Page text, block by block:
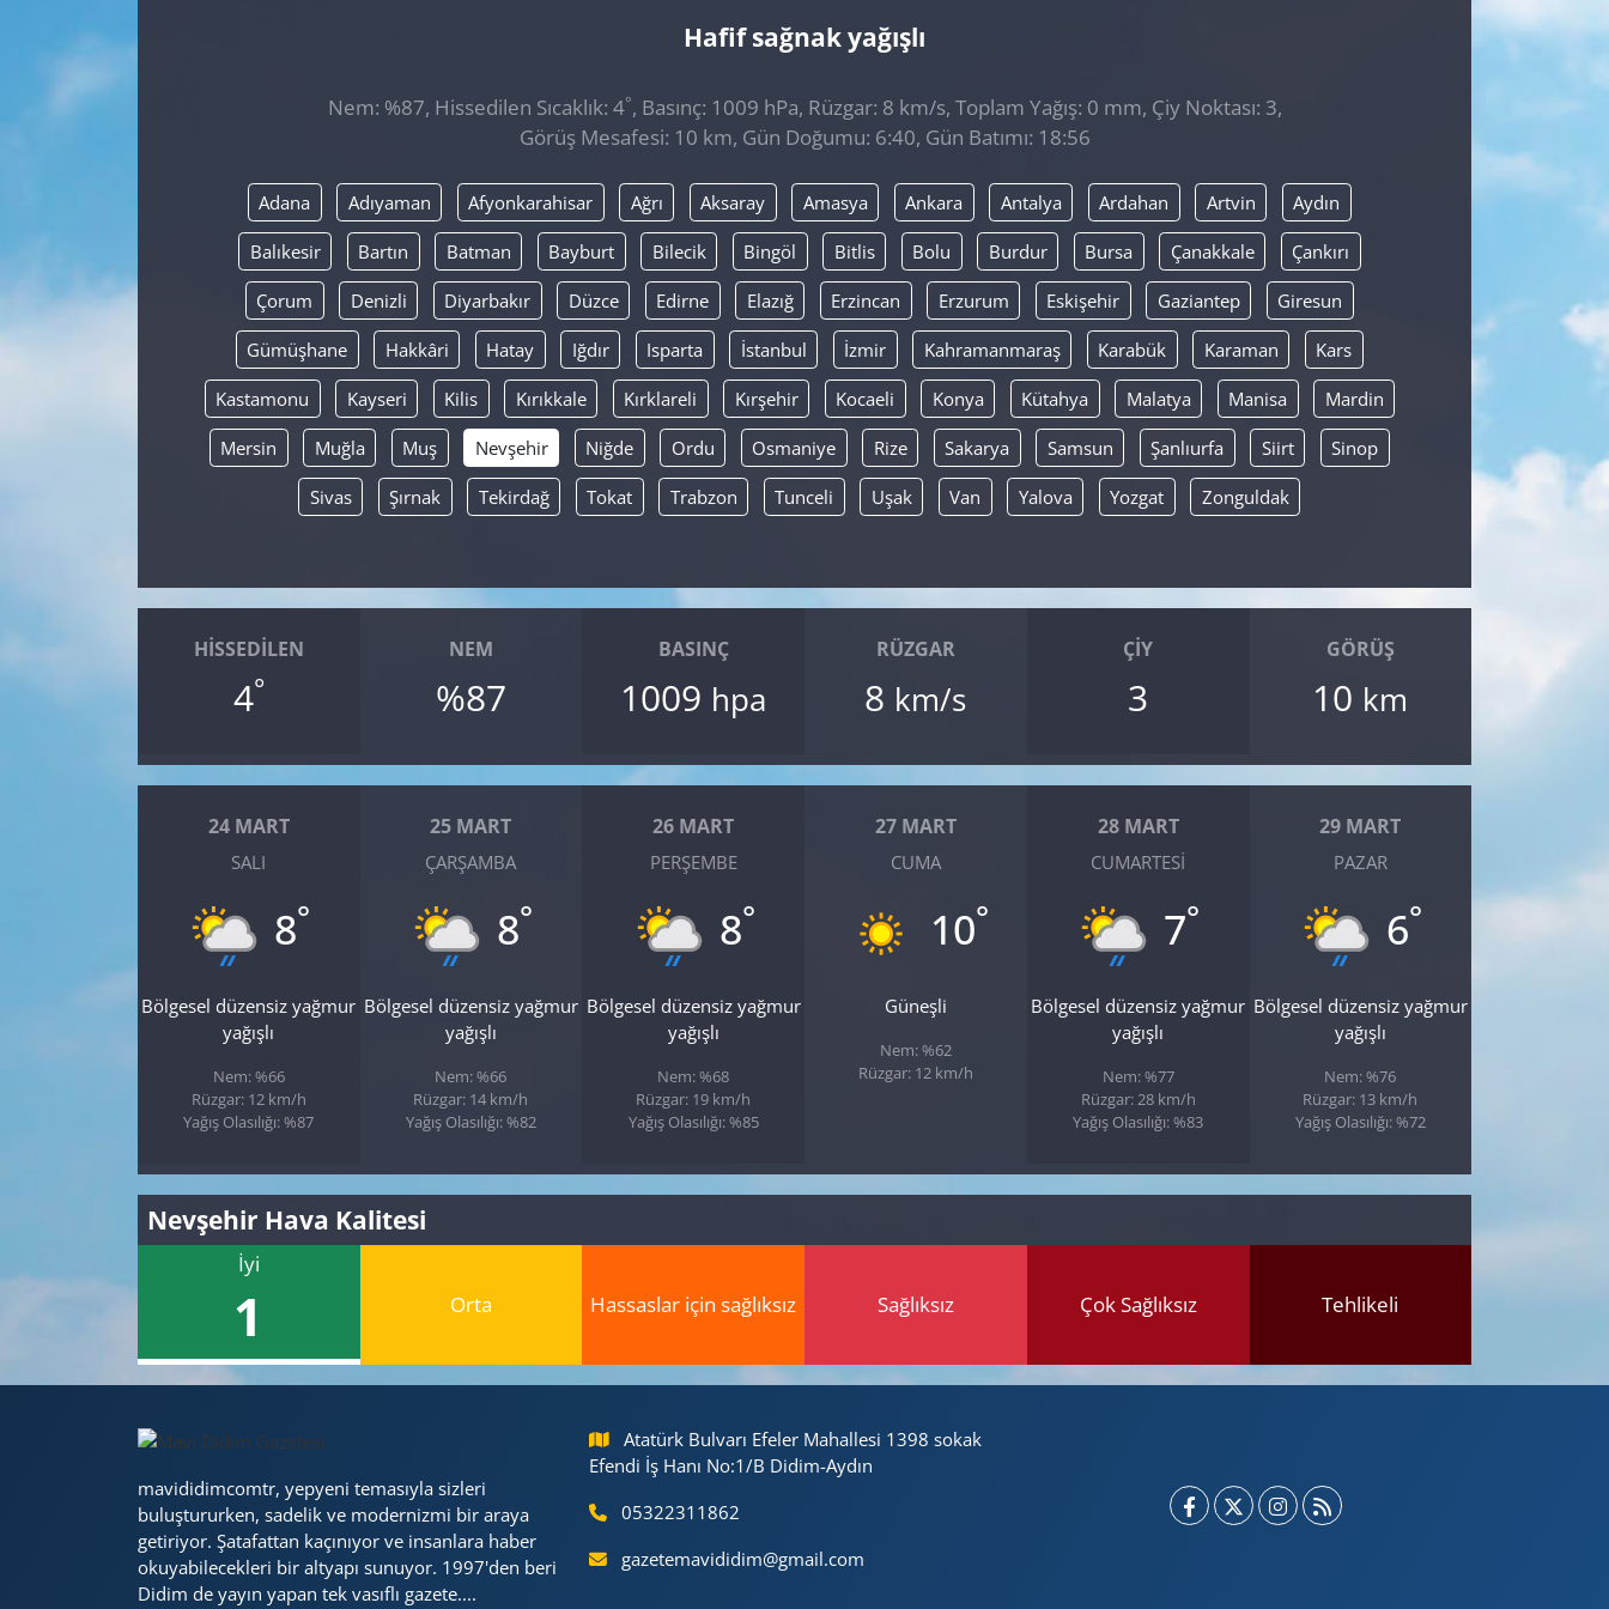
Hafif sağnak yağışlı
Nem: %87, Hissedilen Sıcaklık: 4°, Basınç: 1009 hPa, Rüzgar: 8 km/s, Toplam Yağış: 0 mm, Çiy Noktası: 3,
Görüş Mesafesi: 10 km, Gün Doğumu: 6:40, Gün Batımı: 18:56
Adana Adıyaman Afyonkarahisar Ağrı Aksaray Amasya Ankara Antalya Ardahan Artvin Aydın
Balıkesir Bartın Batman Bayburt Bilecik Bingöl Bitlis Bolu Burdur Bursa Çanakkale Çankırı
Çorum Denizli Diyarbakır Düzce Edirne Elazığ Erzincan Erzurum Eskişehir Gaziantep Giresun
Gümüşhane Hakkâri Hatay Iğdır Isparta İstanbul İzmir Kahramanmaraş Karabük Karaman Kars
Kastamonu Kayseri Kilis Kırıkkale Kırklareli Kırşehir Kocaeli Konya Kütahya Malatya Manisa Mardin
Mersin Muğla Muş Nevşehir Niğde Ordu Osmaniye Rize Sakarya Samsun Şanlıurfa Siirt Sinop
Sivas Şırnak Tekirdağ Tokat Trabzon Tunceli Uşak Van Yalova Yozgat Zonguldak
HISSEDILEN
4°
NEM
%87
BASINÇ
1009 hpa
RÜZGAR
8 km/s
ÇIY
3
GÖRÜŞ
10 km
24 MART
SALI
8°
Bölgesel düzensiz yağmur
yağışlı
Nem: %66
Rüzgar: 12 km/h
Yağış Olasılığı: %87
25 MART
ÇARŞAMBA
8°
Bölgesel düzensiz yağmur
yağışlı
Nem: %66
Rüzgar: 14 km/h
Yağış Olasılığı: %82
26 MART
PERŞEMBE
8°
Bölgesel düzensiz yağmur
yağışlı
Nem: %68
Rüzgar: 19 km/h
Yağış Olasılığı: %85
27 MART
CUMA
10°
Güneşli
Nem: %62
Rüzgar: 12 km/h
28 MART
CUMARTESI
7°
Bölgesel düzensiz yağmur
yağışlı
Nem: %77
Rüzgar: 28 km/h
Yağış Olasılığı: %83
29 MART
PAZAR
6°
Bölgesel düzensiz yağmur
yağışlı
Nem: %76
Rüzgar: 13 km/h
Yağış Olasılığı: %72
Nevşehir Hava Kalitesi
İyi
1 Orta Hassaslar için sağlıksız Sağlıksız Çok Sağlıksız Tehlikeli
mavididimcomtr, yepyeni temasıyla sizleri
buluştururken, sadelik ve modernizmi bir araya
getiriyor. Şatafattan kaçınıyor ve insanlara haber
okuyabilecekleri bir altyapı sunuyor. 1997'den beri
Didim de yayın yapan tek vasıflı gazete....
Atatürk Bulvarı Efeler Mahallesi 1398 sokak
Efendi İş Hanı No:1/B Didim-Aydın
05322311862
gazetemavididim@gmail.com
GÜNDEM
POLİTİKA